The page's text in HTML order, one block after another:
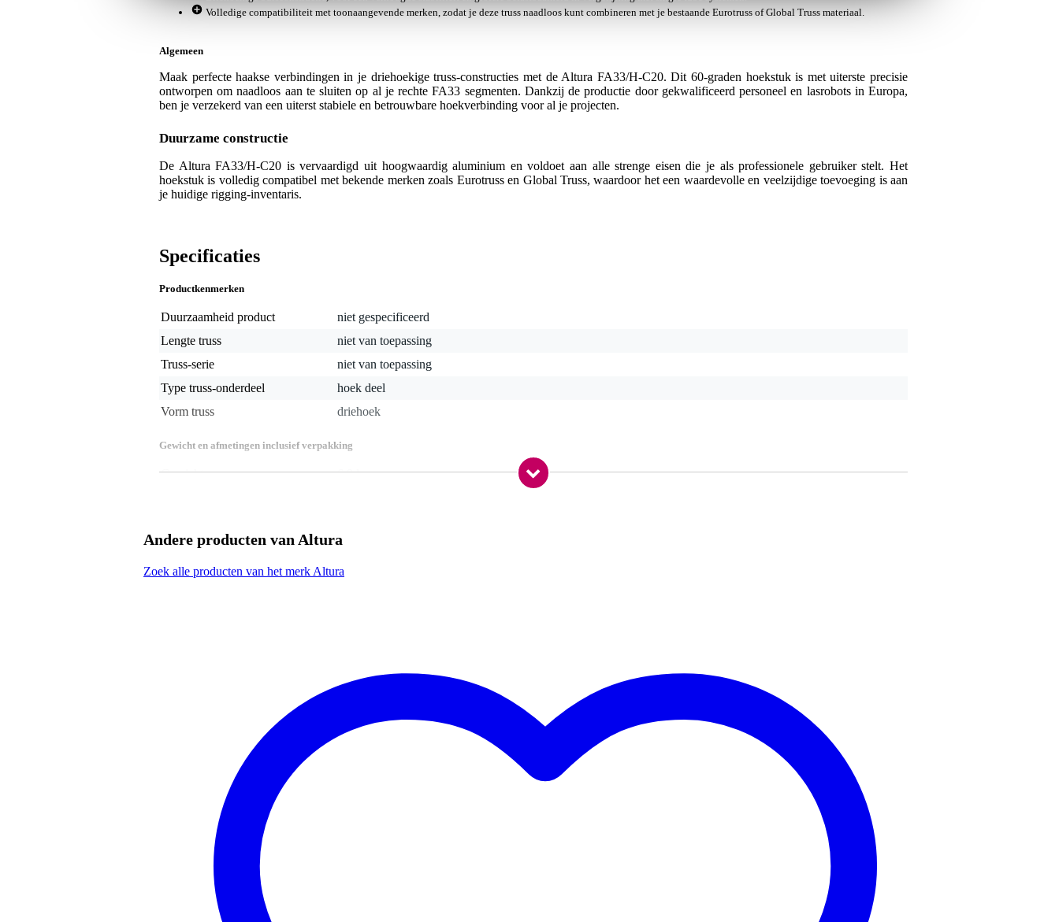
Volledige compatibiliteit met toonaangevende merken, zodat je deze truss naadloos kunt combineren met je bestaande Eurotruss of Global Truss materiaal.
Algemeen
Maak perfecte haakse verbindingen in je driehoekige truss-constructies met de Altura FA33/H-C20. Dit 60-graden hoekstuk is met uiterste precisie
ontworpen om naadloos aan te sluiten op al je rechte FA33 segmenten. Dankzij de productie door gekwalificeerd personeel en lasrobots in Europa,
ben je verzekerd van een uiterst stabiele en betrouwbare hoekverbinding voor al je projecten.
Duurzame constructie
De Altura FA33/H-C20 is vervaardigd uit hoogwaardig aluminium en voldoet aan alle strenge eisen die je als professionele gebruiker stelt. Het
hoekstuk is volledig compatibel met bekende merken zoals Eurotruss en Global Truss, waardoor het een waardevolle en veelzijdige toevoeging is aan
je huidige rigging-inventaris.
Specificaties
Productkenmerken
Duurzaamheid product
niet gespecificeerd
Lengte truss
niet van toepassing
Truss-serie
niet van toepassing
Type truss-onderdeel
hoek deel
Vorm truss
driehoek
Gewicht en afmetingen inclusief verpakking
Gewicht(incl. verpakking)
6,9 kg
gefabriceerd door een fabrikant met meer dan 20 jaar ervaring
Andere producten van Altura
Zoek alle producten van het merk Altura